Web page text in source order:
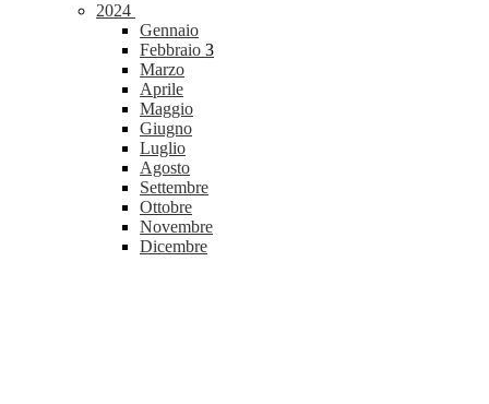
2024
Gennaio
Febbraio 3
Marzo
Aprile
Maggio
Giugno
Luglio
Agosto
Settembre
Ottobre
Novembre
Dicembre